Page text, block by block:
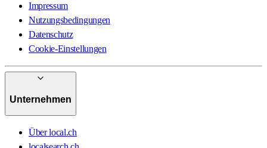
Impressum
Nutzungsbedingungen
Datenschutz
Cookie-Einstellungen
Unternehmen
Über local.ch